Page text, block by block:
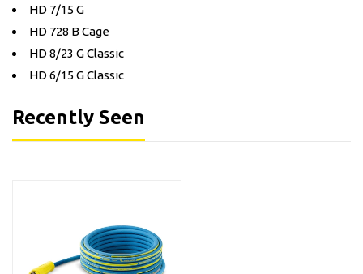
HD 7/15 G
HD 728 B Cage
HD 8/23 G Classic
HD 6/15 G Classic
Recently Seen